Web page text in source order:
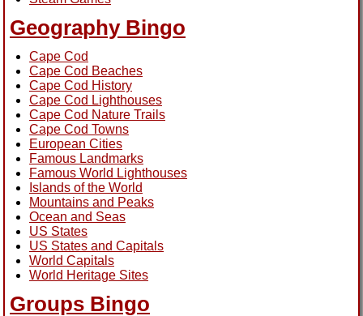
Geography Bingo
Cape Cod
Cape Cod Beaches
Cape Cod History
Cape Cod Lighthouses
Cape Cod Nature Trails
Cape Cod Towns
European Cities
Famous Landmarks
Famous World Lighthouses
Islands of the World
Mountains and Peaks
Ocean and Seas
US States
US States and Capitals
World Capitals
World Heritage Sites
Groups Bingo